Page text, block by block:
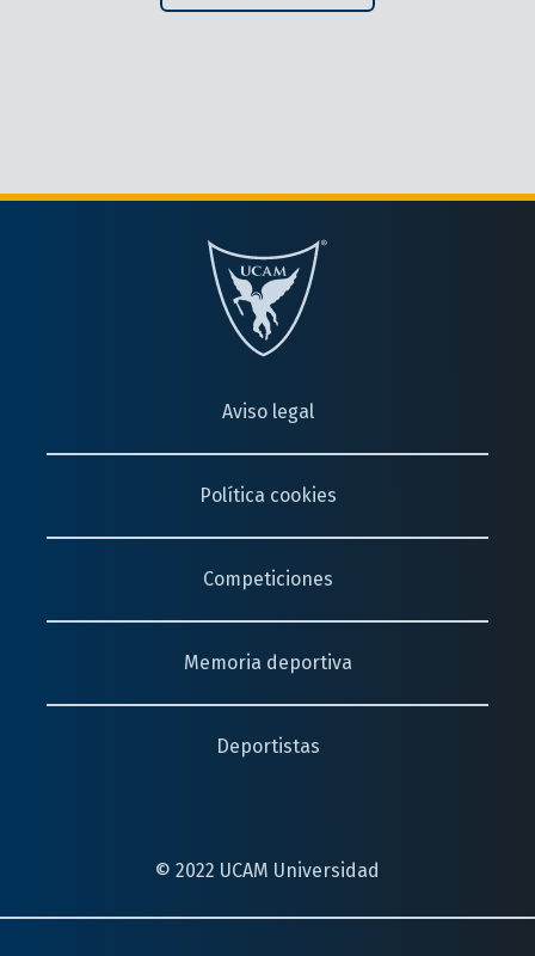
Aviso legal
Política cookies
Competiciones
Memoria deportiva
Deportistas
© 2022 UCAM Universidad